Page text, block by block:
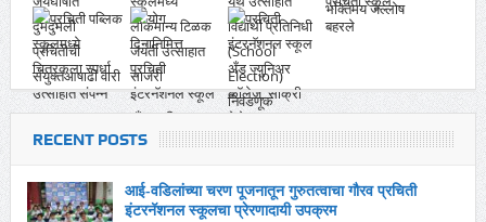
RECENT POSTS
आई-वडिलांच्या चरण पूजनातून गुरुतत्वाचा गौरव प्रचिती
इंटरनॅशनल स्कूलचा प्रेरणादायी उपक्रम